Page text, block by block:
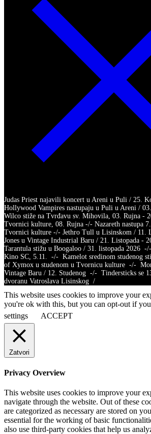
Judas Priest najavili koncert u Areni u Puli / 25.
Hollywood Vampires nastupaju u Puli u Areni /
Wilco stiže na Tvrđavu sv. Mihovila, 03. Rujna -
Tvornici kulture, 08. Rujna -/- Nazareth nastupa
Tvornici kulture -/- Jethro Tull u Lisinskom / 11.
Jones u Vintage Industrial Baru / 21. Listopada
Tarantula stižu u Boogaloo / 31. listopada 2026
Kino SC, 5.11. -/- Kamelot sredinom studenog
of Xymox u studenom u Tvornicu kulture -/-
Vintage Baru / 12. Studenog -/- Tindersticks se
dvoranu Vatroslava Lisinskog /
This website uses cookies to improve your
you're ok with this, but you can opt-out if
settings
ACCEPT
Zatvori
Privacy Overview
This website uses cookies to improve your
navigate through the website. Out of these
are categorized as necessary are stored on
essential for the working of basic
also use third-party cookies that help us